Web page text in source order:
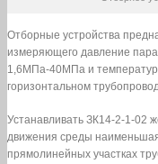
Отборные устройства
измеряющего давление
1,6МПа-40МПа и
горизонтальном
Устанавливать ЗК14-2-1-02
движения среды
прямолинейных участках